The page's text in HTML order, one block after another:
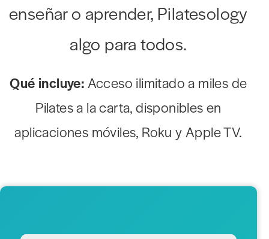
enseñar o aprender, Pilatesology
algo para todos.
Qué incluye:Acceso ilimitado a miles de
Pilates a la carta, disponibles en
aplicaciones móviles, Roku y Apple TV.